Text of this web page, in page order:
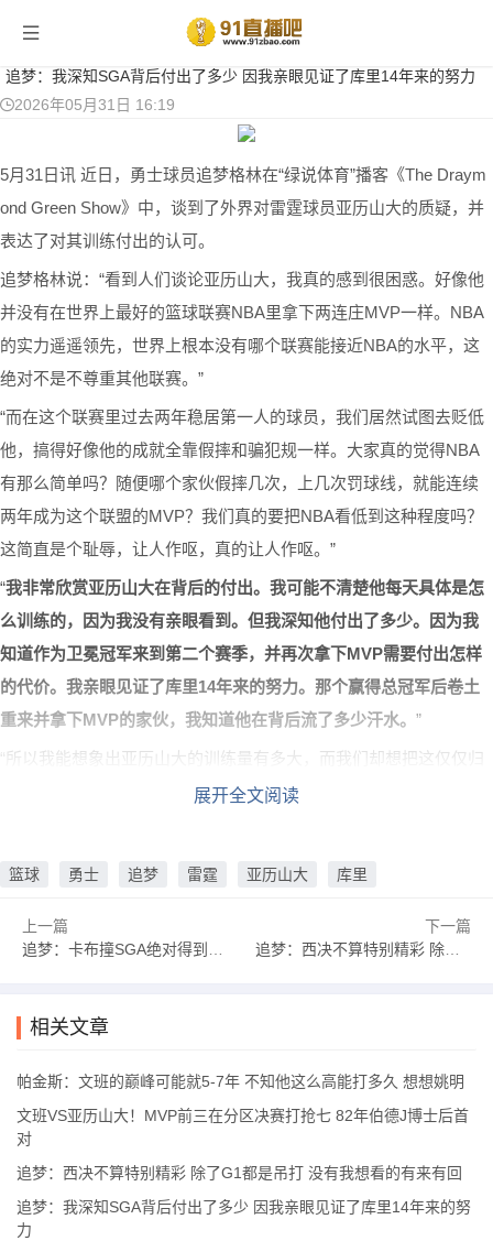
当前位置： 篮球新闻> 正文
追梦：我深知SGA背后付出了多少 因我亲眼见证了库里14年来的努力
2026年05月31日 16:19
5月31日讯 近日，勇士球员追梦格林在“绿说体育”播客《The Draym
ond Green Show》中，谈到了外界对雷霆球员亚历山大的质疑，并
表达了对其训练付出的认可。
追梦格林说：“看到人们谈论亚历山大，我真的感到很困惑。好像他
并没有在世界上最好的篮球联赛NBA里拿下两连庄MVP一样。NBA
的实力遥遥领先，世界上根本没有哪个联赛能接近NBA的水平，这
绝对不是不尊重其他联赛。”
“而在这个联赛里过去两年稳居第一人的球员，我们居然试图去贬低
他，搞得好像他的成就全靠假摔和骗犯规一样。大家真的觉得NBA
有那么简单吗？随便哪个家伙假摔几次，上几次罚球线，就能连续
两年成为这个联盟的MVP？我们真的要把NBA看低到这种程度吗？
这简直是个耻辱，让人作呕，真的让人作呕。”
“我非常欣赏亚历山大在背后的付出。我可能不清楚他每天具体是怎
么训练的，因为我没有亲眼看到。但我深知他付出了多少。因为我
知道作为卫冕冠军来到第二个赛季，并再次拿下MVP需要付出怎样
的代价。我亲眼见证了库里14年来的努力。那个赢得总冠军后卷土
重来并拿下MVP的家伙，我知道他在背后流了多少汗水。 ”
“所以我能想象出亚历山大的训练量有多大，而我们却想把这仅仅归
结为假摔和骗犯规。兄弟，别闹了。难道我们真的要装作这家伙不
打出了极高的水准。”
展开全文阅读
篮球 勇士 追梦 雷霆 亚历山大 库里
上一篇
追梦：卡布撞SGA绝对得到了高层指示 那雷霆这边谁来搞文班呢？
下一篇
追梦：西决不算特别精彩 除了G1都是吊打 没有我想看的有来有回
相关文章
帕金斯：文班的巅峰可能就5-7年 不知他这么高能打多久 想想姚明
文班VS亚历山大！MVP前三在分区决赛打抢七 82年伯德J博士后首
对
追梦：西决不算特别精彩 除了G1都是吊打 没有我想看的有来有回
追梦：我深知SGA背后付出了多少 因我亲眼见证了库里14年来的努
力